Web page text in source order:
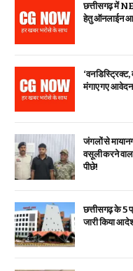
छत्तीसगढ़ में
हेतु ऑनलाईन
‘वन
मंगाए गए आवेदन
जंगलों से
वसूली करने
पीछे!
छत्तीसगढ़ के 5
जारी किया